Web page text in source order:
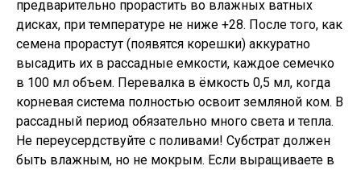
предварительно прорастить во влажных ватных
дисках, при температуре не ниже +28. После того, как
семена прорастут (появятся корешки) аккуратно
высадить их в рассадные емкости, каждое семечко
в 100 мл объем. Перевалка в ёмкость 0,5 мл, когда
корневая система полностью освоит земляной ком. В
рассадный период обязательно много света и тепла.
Не переусердствуйте с поливами! Субстрат должен
быть влажным, но не мокрым. Если выращиваете в